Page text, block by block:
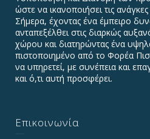
ώστε να ικανοποιήσει τις
Σήμερα, έχοντας ένα έμπειρο
ανταπεξέλθει στις διαρκώς
χώρου και διατηρώντας ένα
πιστοποιημένο από το Φορέα
να υπηρετεί, με συνέπεια και
και ό,τι αυτή προσφέρει.
Επικοινωνία